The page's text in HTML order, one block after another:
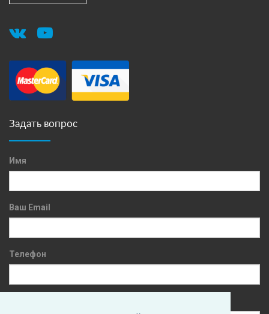
Задать вопрос
Имя
Ваш Email
Телефон